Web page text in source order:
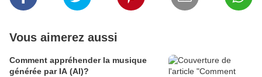
Vous aimerez aussi
Comment appréhender la musique
générée par IA (AI)?